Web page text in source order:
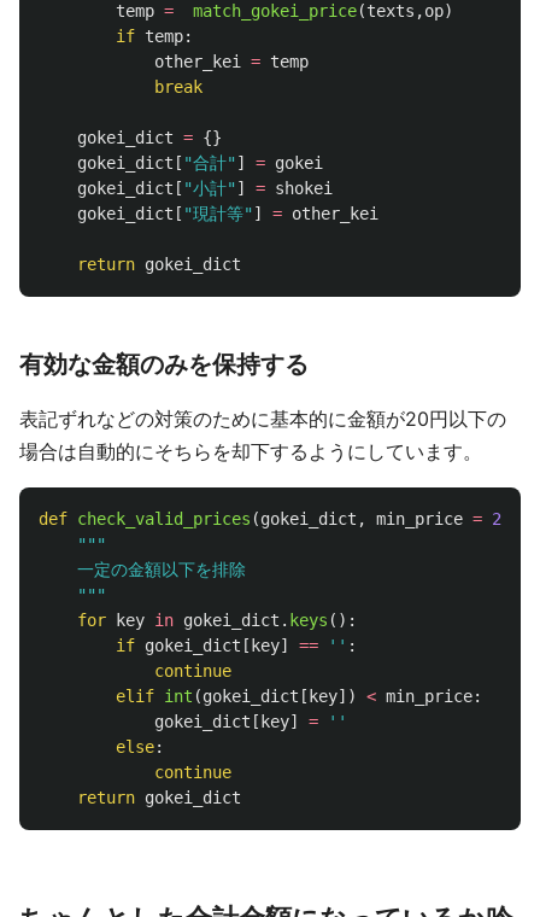
temp = match_gokei_price(texts ,op)
if temp:
other_kei
= temp
break
gokei_dict = {}
gokei_dict [ "合計" ] = gokei
gokei_dict [ "小計" ] = shokei
gokei_dict [ "現計等" ] = other_kei
return gokei_dict
有効な金額のみを保持する
表記ずれなどの対策のために基本的に金額が20円以下の
場合は自動的にそちらを却下するようにしています。
def check_valid_prices (gokei_dict , min_price = 21
"""
    一定の金額以下を排除
"""
for
key in gokei_dict . keys ():
if gokei_dict [ key] == '' :
continue
elif int (gokei_dict [ key]) < min_price:
gokei_dict [ key] =
''
else:
continue
return gokei_dict